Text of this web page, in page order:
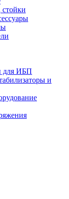
для ИБП
и